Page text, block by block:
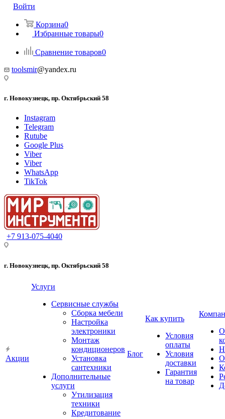
Войти
Корзина0
Избранные товары0
Сравнение товаров0
toolsmir@yandex.ru
г. Новокузнецк, пр. Октябрьский 58
Instagram
Telegram
Rutube
Google Plus
Viber
Viber
WhatsApp
TikTok
+7 913-075-4040
г. Новокузнецк, пр. Октябрьский 58
Акции
Услуги
Сервисные службы
Сборка мебели
Настройка
электроники
Монтаж
кондиционеров
Установка
сантехники
Дополнительные
услуги
Утилизация
техники
Кредитование
Блог
Как купить
Условия
оплаты
Условия
доставки
Гарантия
на товар
О